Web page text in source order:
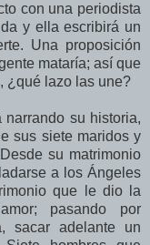
con una periodista
y ella escribirá un
Una proposición
mataría; así que
¿qué lazo las une?
su historia,
sus siete maridos y
su matrimonio
a los Ángeles
que le dio la
pasando por
sacar adelante un